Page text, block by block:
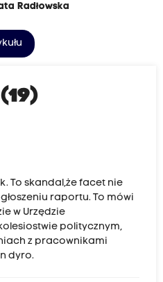
Radłowska
To skandal,że facet nie
raportu. To mówi
w Urzędzie
politycznym,
z pracownikami
dyro.